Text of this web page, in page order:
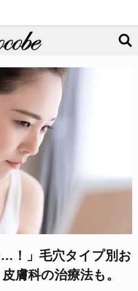
…！」毛穴タイプ別お
膚科の治療法も。